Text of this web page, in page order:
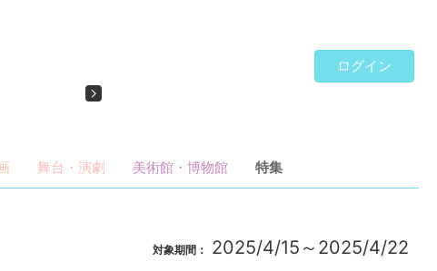
―北斎が「北斎」だった時代―」
Next
ログイン
舞台・演劇 美術館・博物館 特集
対象期間： 2025/4/15～2025/4/22